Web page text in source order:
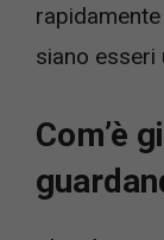
siano esseri
Com’è